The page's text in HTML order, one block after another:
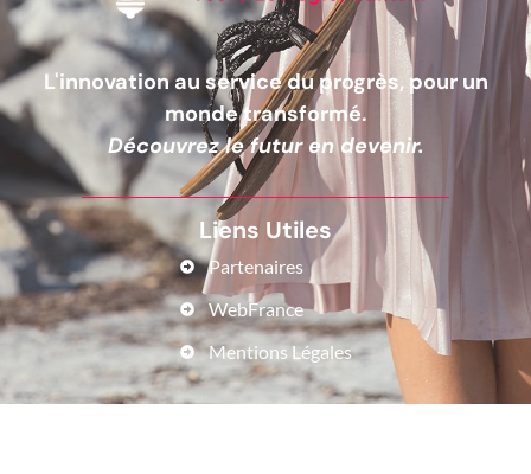
L'innovation au service du progrès, pour un
monde transformé.
Découvrez le futur en devenir.
Liens Utiles
Partenaires
WebFrance
Mentions Légales